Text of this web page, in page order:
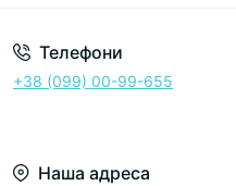
Телефони
+38 (099) 00-99-655
Наша адреса